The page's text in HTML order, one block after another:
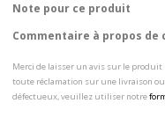
Note pour ce produit
Commentaire à propos de
Merci de laisser un avis sur le
toute réclamation sur une livraison
défectueux, veuillez utiliser notre